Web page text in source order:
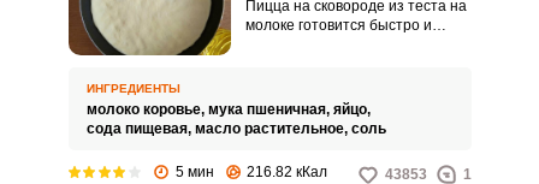
Пицца на сковороде из теста на
молоке готовится быстро и
калорийное, чем замешанное на
майонезе.
ИНГРЕДИЕНТЫ
молоко коровье, мука пшеничная, яйцо,
сода пищевая, масло растительное, соль
5 мин 216.82 кКал 43853 1